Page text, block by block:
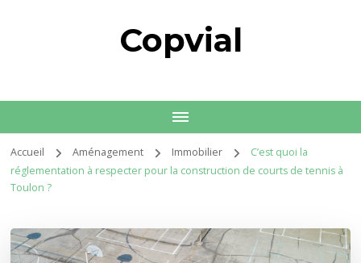
Copvial
Accueil Aménagement Immobilier
C’est quoi la
réglementation à respecter pour la construction de courts de tennis à
Toulon ?